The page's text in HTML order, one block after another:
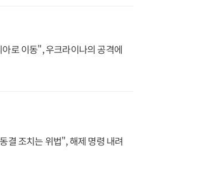
로 이동", 우크라이나의 공격에
결 조치는 위법", 해제 명령 내려